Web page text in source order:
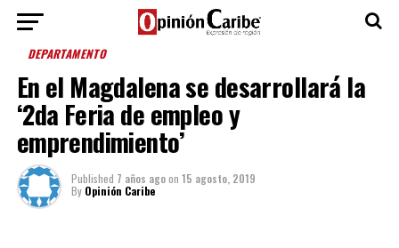
DEPARTAMENTO
En el Magdalena se desarrollará la
‘2da Feria de empleo y
emprendimiento’
Published 7 años agoon 15 agosto, 2019
By Opinión Caribe